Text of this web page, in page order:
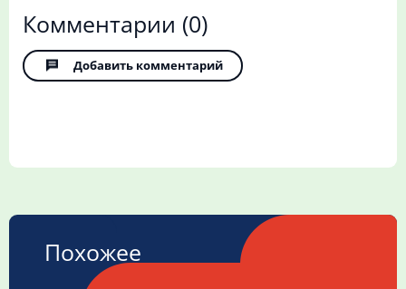
Комментарии (0)
Добавить комментарий
Похожее